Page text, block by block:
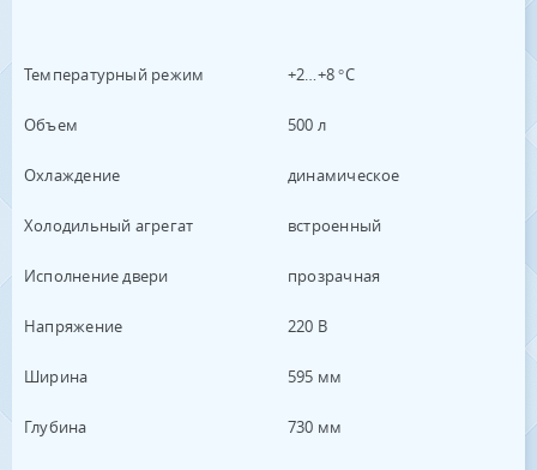
Температурный режим +2…+8 °C
Объем 500 л
Охлаждение динамическое
Холодильный агрегат встроенный
Исполнение двери прозрачная
Напряжение 220 В
Ширина 595 мм
Глубина 730 мм